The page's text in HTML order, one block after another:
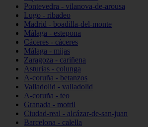
Pontevedra - vilanova-de-arousa
Lugo - ribadeo
Madrid - boadilla-del-monte
Málaga - estepona
Cáceres - cáceres
Málaga - mijas
Zaragoza - cariñena
Asturias - colunga
A-coruña - betanzos
Valladolid - valladolid
A-coruña - teo
Granada - motril
Ciudad-real - alcázar-de-san-juan
Barcelona - calella